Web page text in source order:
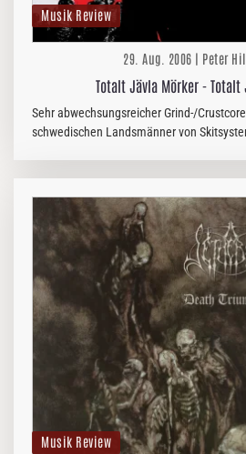
Musik Review
29. Aug. 2006 | Peter
Totalt Jävla Mörker - Totalt
Sehr abwechsungsreicher Grind-/
schwedischen Landsmänner von
Musik Review